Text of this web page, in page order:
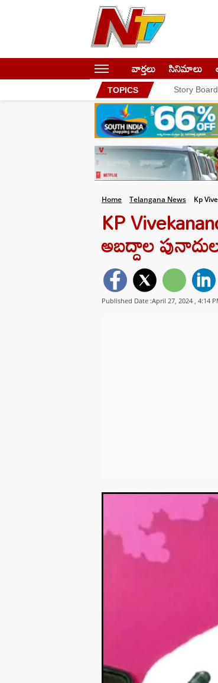
వార్తలు సినిమాలు
TOPICS Story Board
Home Telangana News Kp
KP
అబద్దాల
Published Date :April 27, 2024 , 4:14